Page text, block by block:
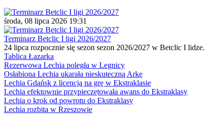
środa, 08 lipca 2026 19:31
Terminarz Betclic I ligi 2026/2027
24 lipca rozpocznie się sezon sezon 2026/2027 w Betclic I lidze.
Tablica Łazarka
Rezerwowa Lechia poległa w Legnicy
Osłabiona Lechia ukarała nieskuteczną Arkę
Lechia Gdańsk z licencją na grę w Ekstraklasie
Lechia efektownie przypieczętowała awans do Ekstraklasy
Lechia o krok od powrotu do Ekstraklasy
Lechia rozbita w Rzeszowie